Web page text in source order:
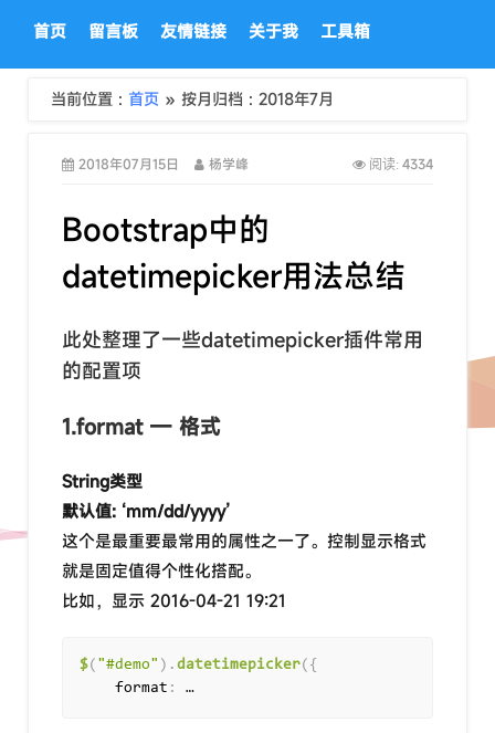
首页 留言板 友情链接 关于我 工具箱
当前位置 : 首页 » 按月归档 : 2018年7月
2018年07月15日 杨学峰 阅读: 4334
Bootstrap中的
datetimepicker用法总结
此处整理了一些datetimepicker插件常用
的配置项
1.format — 格式
String类型
默认值: ‘mm/dd/yyyy’
这个是最重要最常用的属性之一了。控制显示格式
就是固定值得个性化搭配。
比如，显示 2016-04-21 19:21
$( "#demo" ) . datetimepicker( {
    format
: …